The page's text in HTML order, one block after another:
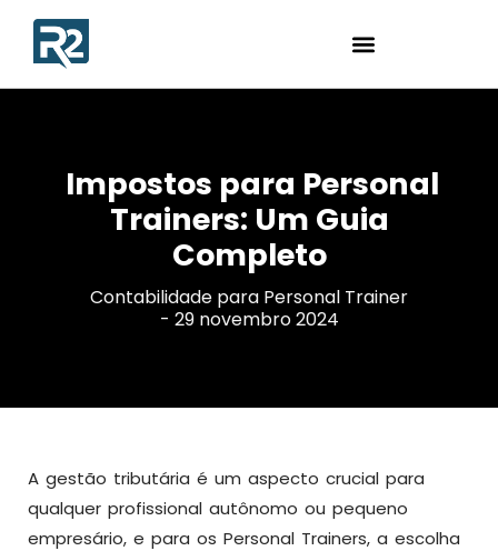
Impostos para Personal
Trainers: Um Guia
Completo
Contabilidade para Personal Trainer
- 29 novembro 2024
A gestão tributária é um aspecto crucial para
qualquer profissional autônomo ou pequeno
empresário, e para os Personal Trainers, a escolha